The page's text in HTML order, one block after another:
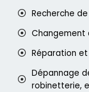
Recherche
Changement
Réparation
Dépannage
robinetterie,